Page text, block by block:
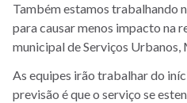
Também estamos trabalhando
para causar menos impacto na
municipal de Serviços Urbanos,
As equipes irão trabalhar do
previsão é que o serviço se